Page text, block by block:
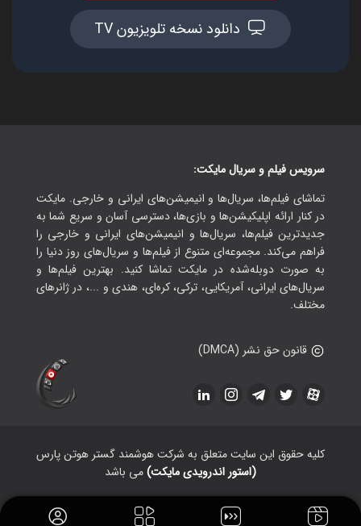
دانلود نسخه تلویزیون TV
سرویس فیلم و سریال مایکت:
تماشای فیلم‌ها، سریال‌ها و انیمیشن‌های ایرانی و خارجی. مایکت
در کنار ارائه اپلیکیشن‌ها و بازی‌ها، دسترسی آسان و سریع شما به
جدیدترین فیلم‌ها، سریال‌ها و انیمیشن‌های ایرانی و خارجی را
فراهم می‌کند. مجموعه‌ای متنوع از فیلم‌ها و سریال‌های روز دنیا را
به صورت دوبله‌شده در مایکت تماشا کنید. بهترین فیلم‌ها و
سریال‌های ایرانی، آمریکایی، ترکی، کره‌ای، هندی و ...، در ژانرهای
مختلف.
قانون حق نشر (DMCA)
کلیه حقوق این سایت متعلق به شرکت هوشمند گستر هوتن پارس
(استور اندرویدی مایکت)می باشد